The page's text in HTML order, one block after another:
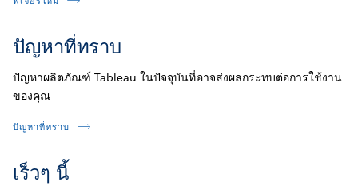
ปัญหาที่ทราบ
ปัญหาผลิตภัณฑ์ Tableau ในปัจจุบันที่อาจส่งผลกระทบต่อการใช้งาน
ของคุณ
ปัญหาที่ทราบ
เร็วๆ นี้